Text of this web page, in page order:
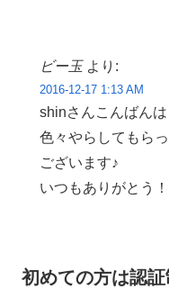
ビー玉 より:
2016-12-17 1:13 AM
shinさんこんばんは
色々やらしてもら
ございます♪
いつもありがとう！
初めての方は認